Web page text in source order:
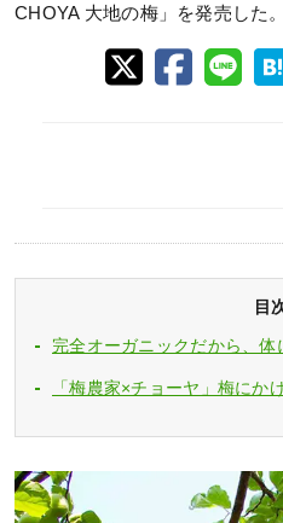
CHOYA 大地の梅」を発売した。
目
完全オーガニックだから、
「梅農家×チョーヤ」梅にか